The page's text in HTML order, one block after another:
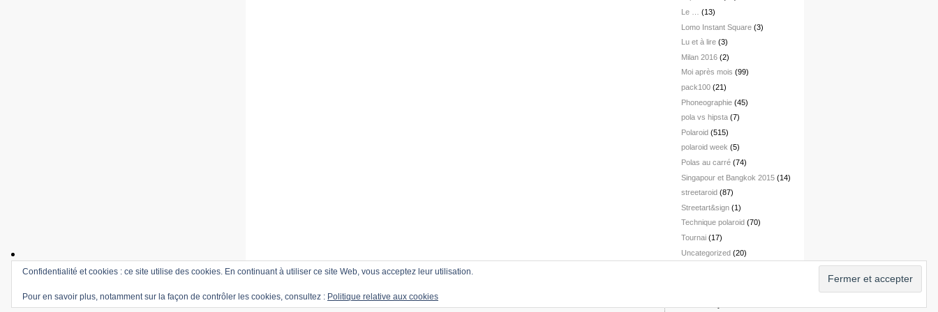
Le …
(13)
Lomo Instant Square (3)
Lu et à lire (3)
Milan 2016 (2)
Moi après mois (99)
pack100 (21)
Phoneographie (45)
pola vs hipsta (7)
Polaroid (515)
polaroid week (5)
Polas au carré (74)
Singapour et Bangkok 2015 (14)
streetaroid (87)
Streetart&sign (1)
Technique polaroid (70)
Tournai (17)
Uncategorized (20)
Confidentialité et cookies : ce site utilise des cookies. En continuant à utiliser ce site Web, vous acceptez leur utilisation.
Pour en savoir plus, notamment sur la façon de contrôler les cookies, consultez : Politique relative aux cookies